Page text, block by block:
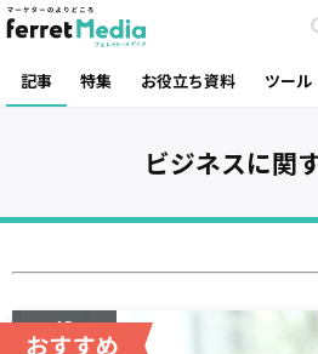
記事 特集 お役立ち資料 ツール
ビジネスに関
AD